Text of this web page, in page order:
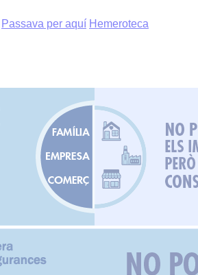
Passava per aquí Hemeroteca